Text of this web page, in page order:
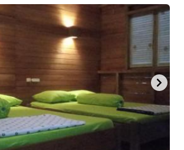
question
mark
the
keyboard
shortcuts